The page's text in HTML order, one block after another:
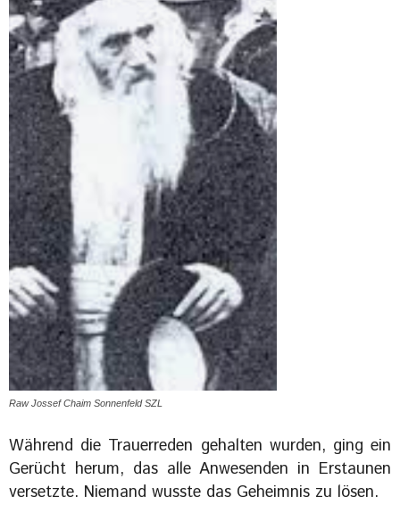
Raw Jossef Chaim Sonnenfeld SZL
Während die Trauerreden gehalten wurden, ging ein
Gerücht herum, das alle Anwesenden in Erstaunen
versetzte. Niemand wusste das Geheimnis zu lösen.